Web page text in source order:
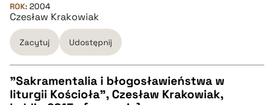
BIBTEX
pobierz cytat
ROK: 2004
Czesław Krakowiak
Zacytuj Udostępnij
"Sakramentalia i błogosławieństwa w
liturgii Kościoła", Czesław Krakowiak,